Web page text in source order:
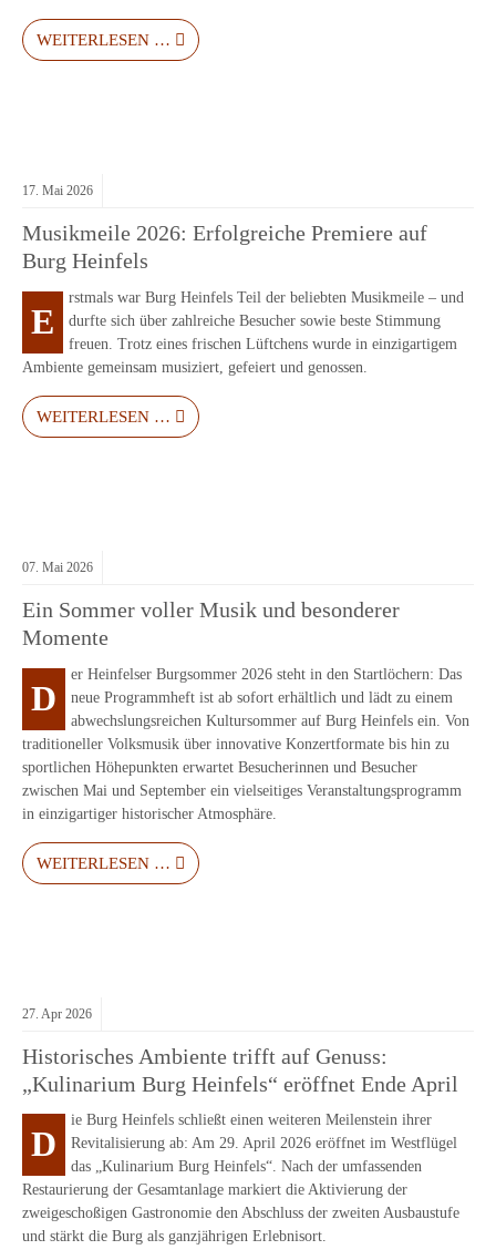
WEITERLESEN …
17. Mai 2026
Musikmeile 2026: Erfolgreiche Premiere auf
Burg Heinfels
E
rstmals war Burg Heinfels Teil der beliebten Musikmeile – und
durfte sich über zahlreiche Besucher sowie beste Stimmung
freuen. Trotz eines frischen Lüftchens wurde in einzigartigem
Ambiente gemeinsam musiziert, gefeiert und genossen.
WEITERLESEN …
07. Mai 2026
Ein Sommer voller Musik und besonderer
Momente
D
er Heinfelser Burgsommer 2026 steht in den Startlöchern: Das
neue Programmheft ist ab sofort erhältlich und lädt zu einem
abwechslungsreichen Kultursommer auf Burg Heinfels ein. Von
traditioneller Volksmusik über innovative Konzertformate bis hin zu
sportlichen Höhepunkten erwartet Besucherinnen und Besucher
zwischen Mai und September ein vielseitiges Veranstaltungsprogramm
in einzigartiger historischer Atmosphäre.
WEITERLESEN …
27. Apr 2026
Historisches Ambiente trifft auf Genuss:
„Kulinarium Burg Heinfels“ eröffnet Ende April
D
ie Burg Heinfels schließt einen weiteren Meilenstein ihrer
Revitalisierung ab: Am 29. April 2026 eröffnet im Westflügel
das „Kulinarium Burg Heinfels“. Nach der umfassenden
Restaurierung der Gesamtanlage markiert die Aktivierung der
zweigeschoßigen Gastronomie den Abschluss der zweiten Ausbaustufe
und stärkt die Burg als ganzjährigen Erlebnisort.